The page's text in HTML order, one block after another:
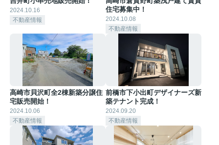
2024.10.16
不動産情報
住宅募集中！
2024.10.08
不動産情報
高崎市貝沢町全2棟新築分譲住
宅販売開始！
2024.10.06
不動産情報
前橋市下小出町デザイナーズ新
築テナント完成！
2024.09.20
不動産情報